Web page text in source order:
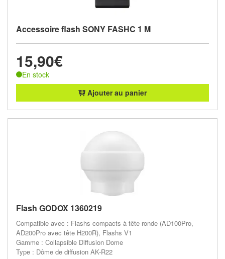
Accessoire flash SONY FASHC 1 M
15,90€
En stock
Ajouter au panier
Flash GODOX 1360219
Compatible avec : Flashs compacts à tête ronde (AD100Pro,
AD200Pro avec tête H200R), Flashs V1
Gamme : Collapsible Diffusion Dome
Type : Dôme de diffusion AK-R22